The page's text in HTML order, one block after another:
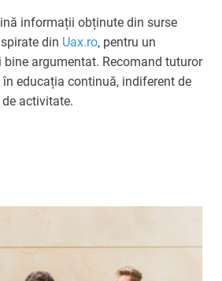
informații obținute din surse
din Uax.ro, pentru un
argumentat. Recomand tuturor
educația continuă, indiferent de
activitate.